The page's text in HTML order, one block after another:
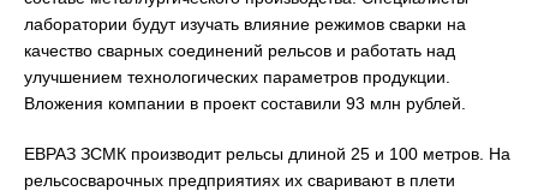
лаборатории будут изучать влияние режимов сварки на
качество сварных соединений рельсов и работать над
улучшением технологических параметров продукции.
Вложения компании в проект составили 93 млн рублей.
ЕВРАЗ ЗСМК производит рельсы длиной 25 и 100 метров. На
рельсосварочных предприятиях их сваривают в плети